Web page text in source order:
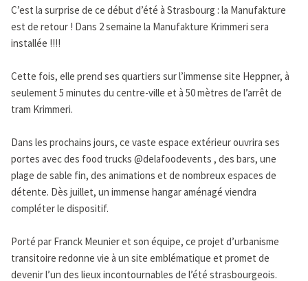
C’est la surprise de ce début d’été à Strasbourg : la Manufakture
est de retour ! Dans 2 semaine la Manufakture Krimmeri sera
installée !!!!
Cette fois, elle prend ses quartiers sur l’immense site Heppner, à
seulement 5 minutes du centre-ville et à 50 mètres de l’arrêt de
tram Krimmeri.
Dans les prochains jours, ce vaste espace extérieur ouvrira ses
portes avec des food trucks @delafoodevents , des bars, une
plage de sable fin, des animations et de nombreux espaces de
détente. Dès juillet, un immense hangar aménagé viendra
compléter le dispositif.
Porté par Franck Meunier et son équipe, ce projet d’urbanisme
transitoire redonne vie à un site emblématique et promet de
devenir l’un des lieux incontournables de l’été strasbourgeois.